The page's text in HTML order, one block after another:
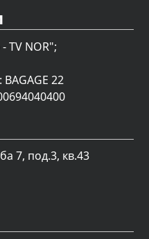
TV NOR";
22
7, под.3, кв.43